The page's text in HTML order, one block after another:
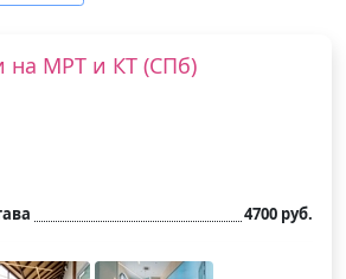
на МРТ и КТ (СПб)
4700 руб.